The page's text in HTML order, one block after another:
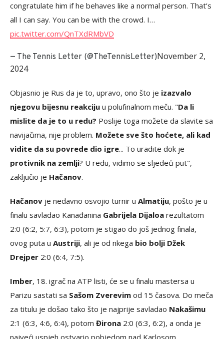
congratulate him if he behaves like a normal person. That’s
all I can say. You can be with the crowd. I…
pic.twitter.com/QnTXdRMbVD
— The Tennis Letter (@TheTennisLetter)November 2,
2024
Objasnio je Rus da je to, upravo, ono što je izazvalo
njegovu bijesnu reakciju u polufinalnom meču. "Da li
mislite da je to u redu? Poslije toga možete da slavite sa
navijačima, nije problem. Možete sve što hoćete, ali kad
vidite da su povrede dio igre... To uradite dok je
protivnik na zemlji? U redu, vidimo se sljedeći put",
zaključio je Hačanov.
Hačanov je nedavno osvojio turnir u Almatiju, pošto je u
finalu savladao Kanađanina Gabrijela Dijaloa rezultatom
2:0 (6:2, 5:7, 6:3), potom je stigao do još jednog finala,
ovog puta u Austriji, ali je od nkega bio bolji Džek
Drejper 2:0 (6:4, 7:5).
Imber, 18. igrač na ATP listi, će se u finalu mastersa u
Parizu sastati sa Sašom Zverevim od 15 časova. Do meča
za titulu je došao tako što je najprije savladao Nakašimu
2:1 (6:3, 4:6, 6:4), potom Đirona 2:0 (6:3, 6:2), a onda je